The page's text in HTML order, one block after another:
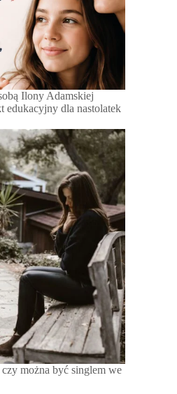
Ilony Adamskiej
edukacyjny dla nastolatek
można być singlem we